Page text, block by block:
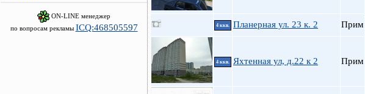
ON-LINE менеджер
по вопросам рекламы ICQ:468505597 4 ккв. Планерная ул. 23 к. 2 Прим
4 ккв. Яхтенная ул, д.22 к 2 Прим